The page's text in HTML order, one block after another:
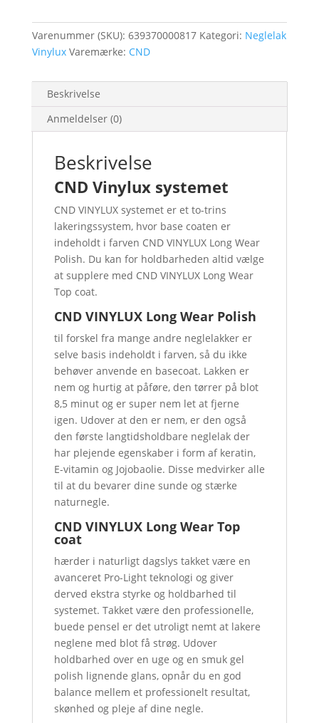
Varenummer (SKU): 639370000817 Kategori: Neglelak
Vinylux Varemærke: CND
Beskrivelse
Anmeldelser (0)
Beskrivelse
CND Vinylux systemet
CND VINYLUX systemet er et to-trins
lakeringssystem, hvor base coaten er
indeholdt i farven CND VINYLUX Long Wear
Polish. Du kan for holdbarheden altid vælge
at supplere med CND VINYLUX Long Wear
Top coat.
CND VINYLUX Long Wear Polish
til forskel fra mange andre neglelakker er
selve basis indeholdt i farven, så du ikke
behøver anvende en basecoat. Lakken er
nem og hurtig at påføre, den tørrer på blot
8,5 minut og er super nem let at fjerne
igen. Udover at den er nem, er den også
den første langtidsholdbare neglelak der
har plejende egenskaber i form af keratin,
E-vitamin og Jojobaolie. Disse medvirker alle
til at du bevarer dine sunde og stærke
naturnegle.
CND VINYLUX Long Wear Top
coat
hærder i naturligt dagslys takket være en
avanceret Pro-Light teknologi og giver
derved ekstra styrke og holdbarhed til
systemet. Takket være den professionelle,
buede pensel er det utroligt nemt at lakere
neglene med blot få strøg. Udover
holdbarhed over en uge og en smuk gel
polish lignende glans, opnår du en god
balance mellem et professionelt resultat,
skønhed og pleje af dine negle.